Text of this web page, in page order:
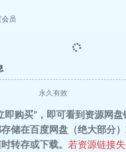
会员
永久有效
即购买”，即可看到资源网盘
储在百度网盘（绝大部分
转存或下载。 若资源链接